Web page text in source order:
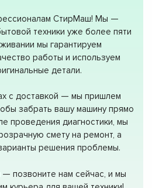
СтирМаш! Мы —
техники уже более пяти
мы гарантируем
работы и используем
детали.
с доставкой — мы пришлем
забрать вашу машину прямо
проведения диагностики, мы
смету на ремонт, а
решения проблемы.
позвоните нам сейчас, и мы